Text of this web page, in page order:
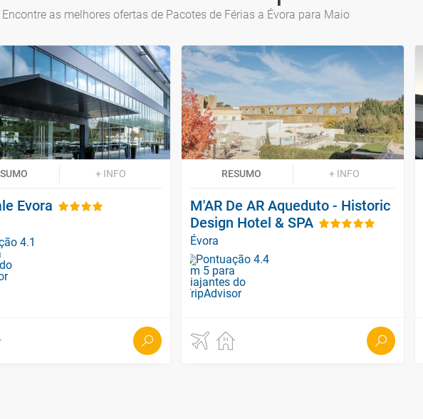
Encontre as melhores ofertas de Pacotes de Férias a Évora para Maio
+ INFO
Evora
RESUMO + INFO
M'AR De AR Aqueduto - Historic
Design Hotel & SPA
Évora